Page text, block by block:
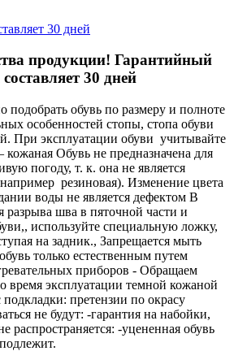
30 дней
продукции! Гарантийный
30 дней
подобрать обувь по размеру и полноте
особенностей стопы, стопа обуви
При эксплуатации обуви учитывайте
кожаная Обувь не предназначена для
погоду, т. к. она не является
резиновая). Изменение цвета
воды не является дефектом В
разрыва шва в пяточной части и
используйте специальную ложку,
на задник., Запрещается мыть
только естественным путем
приборов - Обращаем
время эксплуатации темной кожаной
претензии по окрасу
не будут: -гарантия на набойки,
распространяется: -уцененная обувь